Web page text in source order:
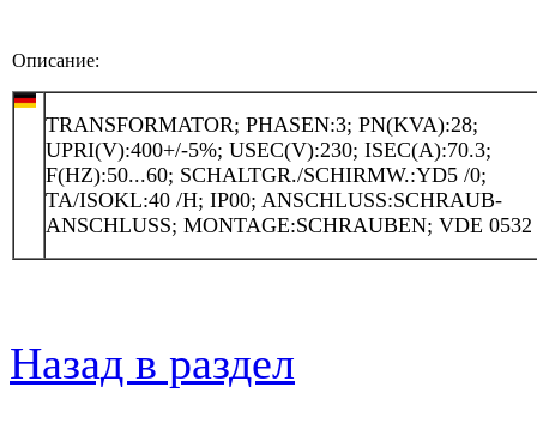
Описание:
TRANSFORMATOR; PHASEN:3; PN(KVA):28;
UPRI(V):400+/-5%; USEC(V):230; ISEC(A):70.3;
F(HZ):50...60; SCHALTGR./SCHIRMW.:YD5 /0;
TA/ISOKL:40 /H; IP00; ANSCHLUSS:SCHRAUB-
ANSCHLUSS; MONTAGE:SCHRAUBEN; VDE 0532
Назад в раздел